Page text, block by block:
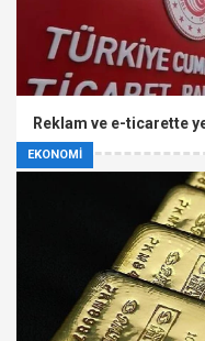
EKONOMİ
Reklam ve e-ticarette